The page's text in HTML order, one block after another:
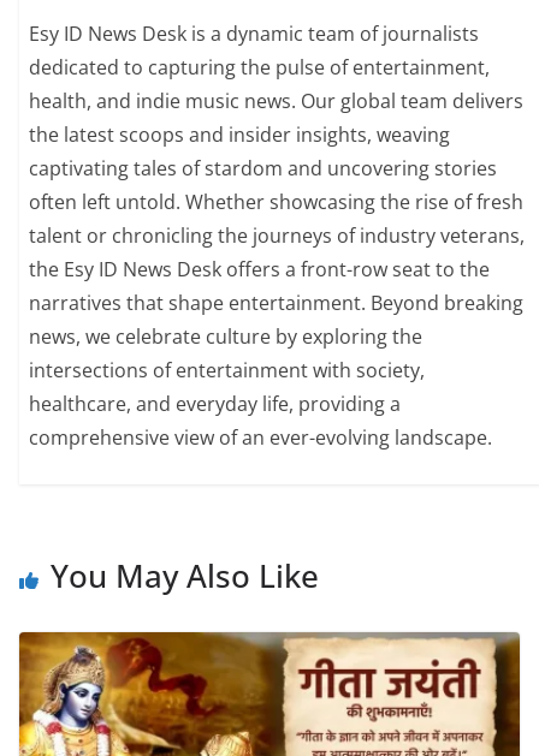
Esy ID News Desk is a dynamic team of journalists
dedicated to capturing the pulse of entertainment,
health, and indie music news. Our global team delivers
the latest scoops and insider insights, weaving
captivating tales of stardom and uncovering stories
often left untold. Whether showcasing the rise of fresh
talent or chronicling the journeys of industry veterans,
the Esy ID News Desk offers a front-row seat to the
narratives that shape entertainment. Beyond breaking
news, we celebrate culture by exploring the
intersections of entertainment with society,
healthcare, and everyday life, providing a
comprehensive view of an ever-evolving landscape.
You May Also Like